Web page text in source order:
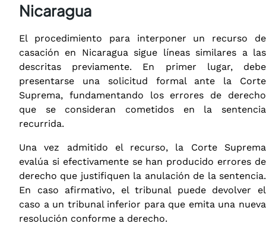
Nicaragua
El procedimiento para interponer un recurso de
casación en Nicaragua sigue líneas similares a las
descritas previamente. En primer lugar, debe
presentarse una solicitud formal ante la Corte
Suprema, fundamentando los errores de derecho
que se consideran cometidos en la sentencia
recurrida.
Una vez admitido el recurso, la Corte Suprema
evalúa si efectivamente se han producido errores de
derecho que justifiquen la anulación de la sentencia.
En caso afirmativo, el tribunal puede devolver el
caso a un tribunal inferior para que emita una nueva
resolución conforme a derecho.